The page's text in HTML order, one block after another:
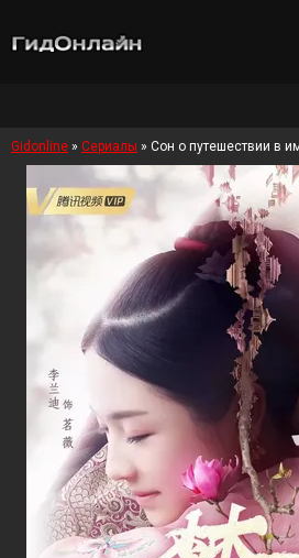
Gidonline » Сериалы » Сон о путешествии в